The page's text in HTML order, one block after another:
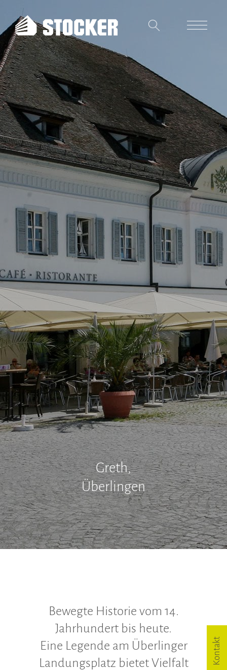
Unternehmen
Referenzen
Stocker-Dialog
Gewerbebau
Wohnungsbau
Ingenieurbau
Schlüsselfertiges Bauen
Altbausanierung
Karriere
Offene Stellen
Ausbildung
Kontakt
Anfahrt
Impressum
Datenschutz
Hinweisgeberschutzgesetz
Greth,
Überlingen
Bewegte Historie vom 14.
Jahrhundert bis heute.
Eine Legende am Überlinger
Landungsplatz bietet Vielfalt
Kontakt